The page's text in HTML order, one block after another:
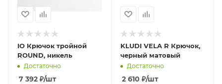
IO Крючок тройной
ROUND, никель
Достаточно
7 392 ₽/шт
KLUDI VELA R Крючок,
черный матовый
Достаточно
2 610 ₽/шт